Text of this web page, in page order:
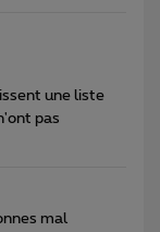
une liste
pas
mal